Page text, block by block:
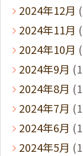
2024年12月
2024年11月
2024年10月
2024年9月
2024年8月
2024年7月
2024年6月
2024年5月